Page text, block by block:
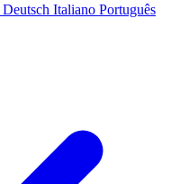
Deutsch Italiano Português